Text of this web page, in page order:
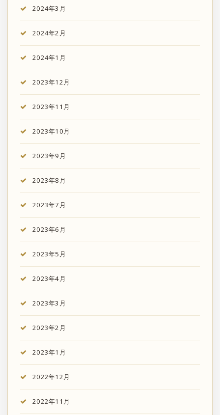
2024年3月
2024年2月
2024年1月
2023年12月
2023年11月
2023年10月
2023年9月
2023年8月
2023年7月
2023年6月
2023年5月
2023年4月
2023年3月
2023年2月
2023年1月
2022年12月
2022年11月